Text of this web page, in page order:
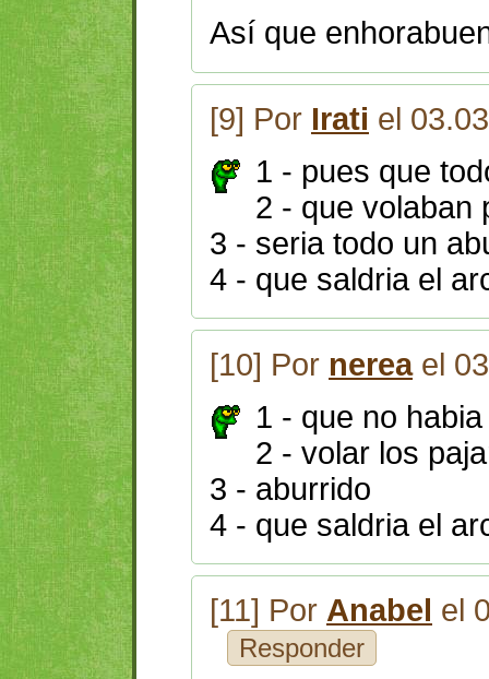
Así que
[9] Por Irati el
1 - pues que
2 - que volaban
3 - seria todo un
4 - que saldria el
[10] Por nereael
1 - que no
2 - volar los
3 - aburrido
4 - que saldria el
[11] Por Anabel el
Responder